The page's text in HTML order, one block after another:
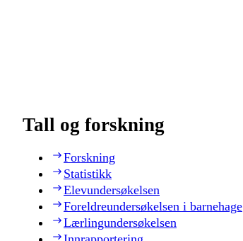
Tall og forskning
Forskning
Statistikk
Elevundersøkelsen
Foreldreundersøkelsen i barnehage
Lærlingundersøkelsen